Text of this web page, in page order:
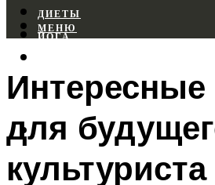
ДИЕТЫ
ЙОГА
ФИТНЕС
МЕНЮ
МЕНЮ
для
культуриста